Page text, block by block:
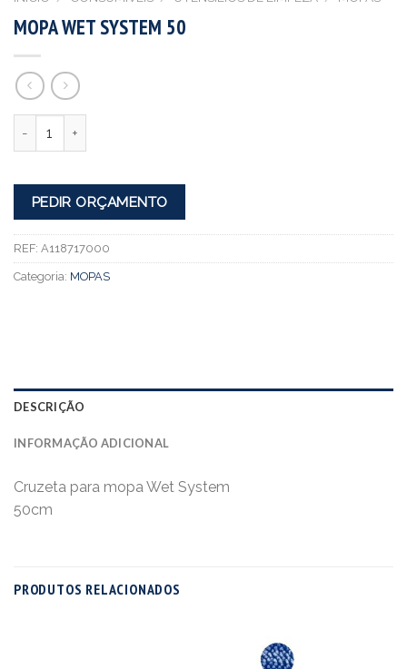
MOPA WET SYSTEM 50
PEDIR ORÇAMENTO
REF: A118717000
Categoria: MOPAS
DESCRIÇÃO
INFORMAÇÃO ADICIONAL
Cruzeta para mopa Wet System
50cm
PRODUTOS RELACIONADOS